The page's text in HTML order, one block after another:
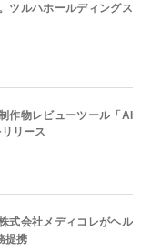
ツルハホールディングス
作物レビューツール「AI
リース
式会社メディコレがヘル
提携